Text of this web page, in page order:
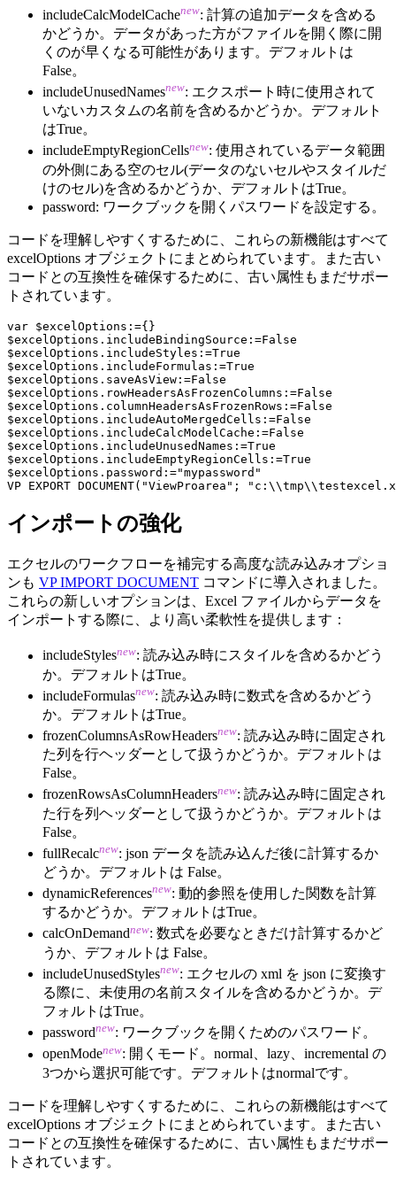
includeCalcModelCachenew: 計算の追加データを含める
かどうか。データがあった方がファイルを開く際に開
くのが早くなる可能性があります。デフォルトは
False。
includeUnusedNamesnew: エクスポート時に使用されて
いないカスタムの名前を含めるかどうか。デフォルト
はTrue。
includeEmptyRegionCellsnew: 使用されているデータ範囲
の外側にある空のセル(データのないセルやスタイルだ
けのセル)を含めるかどうか、デフォルトはTrue。
password: ワークブックを開くパスワードを設定する。
コードを理解しやすくするために、これらの新機能はすべて
excelOptions オブジェクトにまとめられています。また古い
コードとの互換性を確保するために、古い属性もまだサポー
トされています。
var $excelOptions:={}
$excelOptions.includeBindingSource:=False
$excelOptions.includeStyles:=True
$excelOptions.includeFormulas:=True
$excelOptions.saveAsView:=False
$excelOptions.rowHeadersAsFrozenColumns:=False
$excelOptions.columnHeadersAsFrozenRows:=False
$excelOptions.includeAutoMergedCells:=False
$excelOptions.includeCalcModelCache:=False
$excelOptions.includeUnusedNames:=True
$excelOptions.includeEmptyRegionCells:=True
$excelOptions.password:="mypassword"
VP EXPORT DOCUMENT("ViewProarea";
インポートの強化
エクセルのワークフローを補完する高度な読み込みオプショ
ンも VP IMPORT DOCUMENT コマンドに導入されました。
これらの新しいオプションは、Excel ファイルからデータを
インポートする際に、より高い柔軟性を提供します：
includeStylesnew: 読み込み時にスタイルを含めるかどう
か。デフォルトはTrue。
includeFormulasnew: 読み込み時に数式を含めるかどう
か。デフォルトはTrue。
frozenColumnsAsRowHeadersnew: 読み込み時に固定され
た列を行ヘッダーとして扱うかどうか。デフォルトは
False。
frozenRowsAsColumnHeadersnew: 読み込み時に固定され
た行を列ヘッダーとして扱うかどうか。デフォルトは
False。
fullRecalcnew: json データを読み込んだ後に計算するか
どうか。デフォルトは False。
dynamicReferencesnew: 動的参照を使用した関数を計算
するかどうか。デフォルトはTrue。
calcOnDemandnew: 数式を必要なときだけ計算するかど
うか、デフォルトは False。
includeUnusedStylesnew: エクセルの xml を json に変換す
る際に、未使用の名前スタイルを含めるかどうか。デ
フォルトはTrue。
passwordnew: ワークブックを開くためのパスワード。
openModenew: 開くモード。normal、lazy、incremental の
3つから選択可能です。デフォルトはnormalです。
コードを理解しやすくするために、これらの新機能はすべて
excelOptions オブジェクトにまとめられています。また古い
コードとの互換性を確保するために、古い属性もまだサポー
トされています。